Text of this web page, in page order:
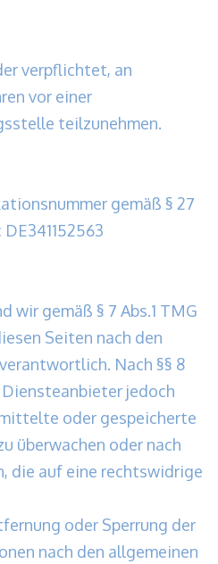
verpflichtet, an
vor einer
teilzunehmen.
gemäß § 27
wir gemäß § 7 Abs.1 TMG
Seiten nach den
Nach §§ 8
jedoch
oder gespeicherte
überwachen oder nach
die auf eine rechtswidrige
oder Sperrung der
nach den allgemeinen